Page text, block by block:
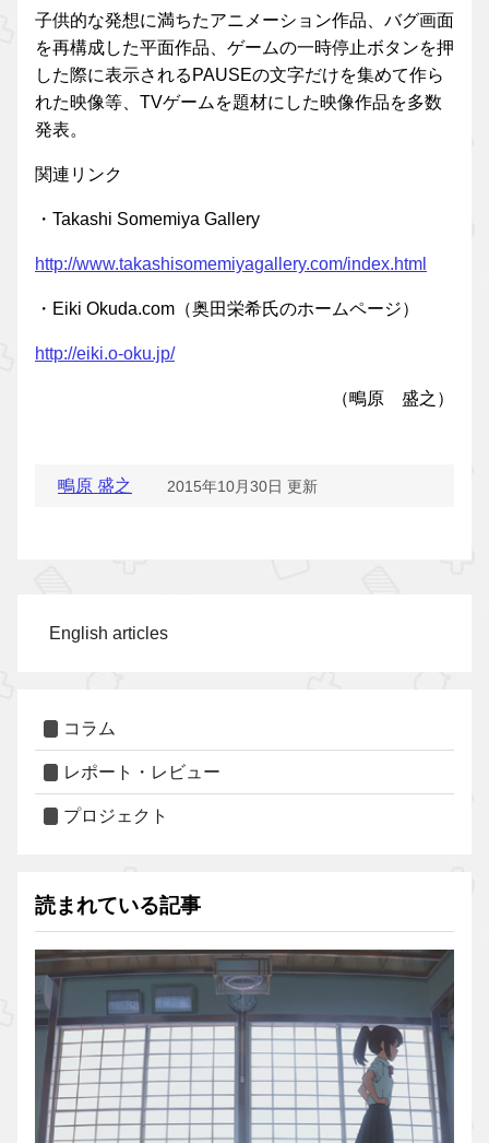
子供的な発想に満ちたアニメーション作品、バグ画面
を再構成した平面作品、ゲームの一時停止ボタンを押
した際に表示されるPAUSEの文字だけを集めて作ら
れた映像等、TVゲームを題材にした映像作品を多数
発表。
関連リンク
・Takashi Somemiya Gallery
http://www.takashisomemiyagallery.com/index.html
・Eiki Okuda.com（奥田栄希氏のホームページ）
http://eiki.o-oku.jp/
（鴫原 盛之）
鴫原 盛之 2015年10月30日 更新
English articles
コラム
レポート・レビュー
プロジェクト
読まれている記事